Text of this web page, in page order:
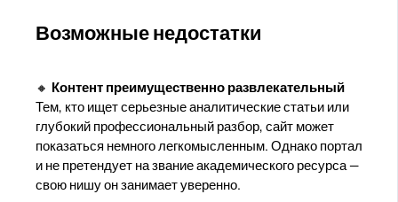
Возможные недостатки
🔸 Контент преимущественно развлекательный
Тем, кто ищет серьезные аналитические статьи или
глубокий профессиональный разбор, сайт может
показаться немного легкомысленным. Однако портал
и не претендует на звание академического ресурса —
свою нишу он занимает уверенно.